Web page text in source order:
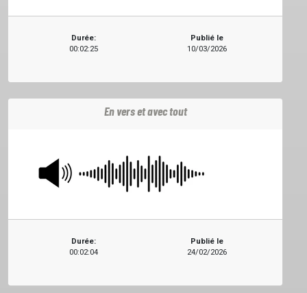
EMISSIONS
LOCATION STUDIO
Durée:
00:02:25
Publié le
10/03/2026
En vers et avec tout
Durée:
00:02:04
Publié le
24/02/2026